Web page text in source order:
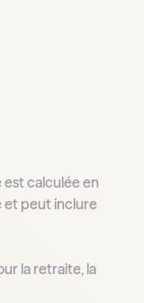
calculée en
et peut inclure
la retraite, la